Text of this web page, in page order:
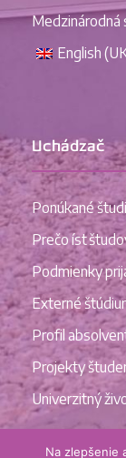
Medzinárodná
English
Uchádzač
Ponúkané
Prečo íst
Podmienky
Externé
Profil
Projekty
Univerzitný
Na zlepšenie